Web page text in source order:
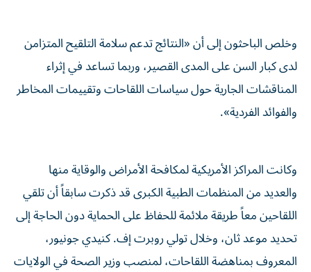
وخلص الباحثون ⁠إلى أن «النتائج تدعم سلامة التلقيح المتزامن
لدى كبار السن على المدى القصير، وربما تساعد في إثراء
المناقشات الجارية حول سياسات اللقاحات وتقييمات ​المخاطر
‌والفوائد الفردية».
وكانت المراكز الأمريكية لمكافحة الأمراض والوقاية منها
والعديد ‌من المنظمات الطبية الكبرى قد ذكرت سابقاً أن تلقي
اللقاحين معاً طريقة ملائمة للحفاظ على الحماية دون الحاجة إلى
تحديد موعد ثان، وخلال ‌تولي روبرت ‌إف. كنيدي جونيور،
المعروف بمناهضة ⁠اللقاحات، لمنصب وزير الصحة في الولايات